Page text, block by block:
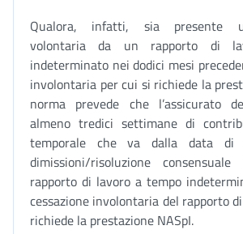
Qualora, infatti, sia presente
volontaria da un rapporto di
indeterminato nei dodici mesi
involontaria per cui si richiede la
norma prevede che l’assicurato
almeno tredici settimane di
temporale che va dalla data di
dimissioni/risoluzione
rapporto di lavoro a tempo
cessazione involontaria del rapporto
richiede la prestazione NASpI.